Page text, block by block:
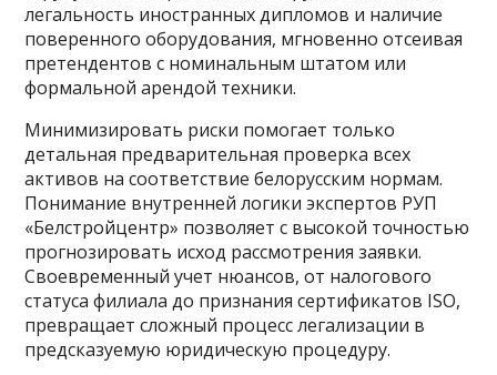
легальность иностранных дипломов и наличие
поверенного оборудования, мгновенно отсеивая
претендентов с номинальным штатом или
формальной арендой техники.
Минимизировать риски помогает только
детальная предварительная проверка всех
активов на соответствие белорусским нормам.
Понимание внутренней логики экспертов РУП
«Белстройцентр» позволяет с высокой точностью
прогнозировать исход рассмотрения заявки.
Своевременный учет нюансов, от налогового
статуса филиала до признания сертификатов ISO,
превращает сложный процесс легализации в
предсказуемую юридическую процедуру.